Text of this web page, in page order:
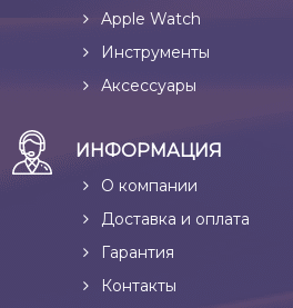
Apple Watch
Инструменты
Аксессуары
ИНФОРМАЦИЯ
О компании
Доставка и оплата
Гарантия
Контакты